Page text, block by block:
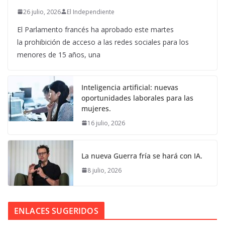
26 julio, 2026 El Independiente
El Parlamento francés ha aprobado este martes
la prohibición de acceso a las redes sociales para los
menores de 15 años, una
Inteligencia artificial: nuevas
oportunidades laborales para las
mujeres.
16 julio, 2026
La nueva Guerra fría se hará con IA.
8 julio, 2026
ENLACES SUGERIDOS